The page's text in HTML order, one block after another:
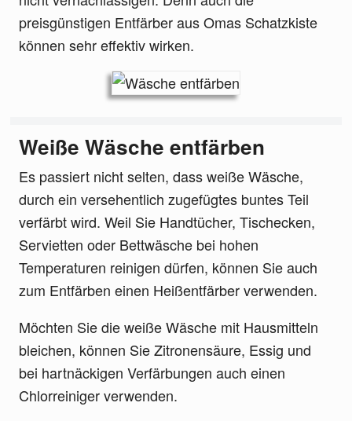
preisgünstigen Entfärber aus Omas Schatzkiste
können sehr effektiv wirken.
Weiße Wäsche entfärben
Es passiert nicht selten, dass weiße Wäsche,
durch ein versehentlich zugefügtes buntes Teil
verfärbt wird. Weil Sie Handtücher, Tischecken,
Servietten oder Bettwäsche bei hohen
Temperaturen reinigen dürfen, können Sie auch
zum Entfärben einen Heißentfärber verwenden.
Möchten Sie die weiße Wäsche mit Hausmitteln
bleichen, können Sie Zitronensäure, Essig und
bei hartnäckigen Verfärbungen auch einen
Chlorreiniger verwenden.